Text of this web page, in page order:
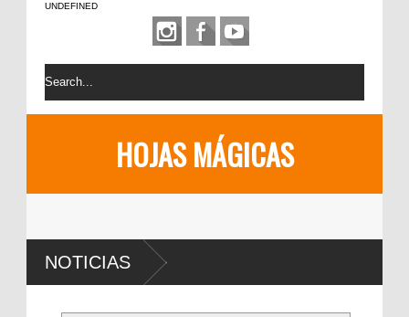
UNDEFINED
HOJAS MÁGICAS
NOTICIAS